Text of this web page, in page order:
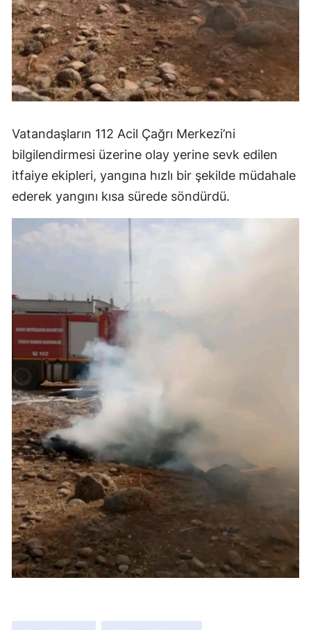
Vatandaşların 112 Acil Çağrı Merkezi’ni
bilgilendirmesi üzerine olay yerine sevk edilen
itfaiye ekipleri, yangına hızlı bir şekilde müdahale
ederek yangını kısa sürede söndürdü.